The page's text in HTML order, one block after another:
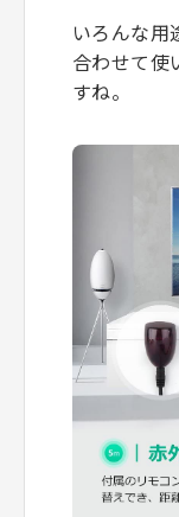
いろんな用
合わせて使
すね。